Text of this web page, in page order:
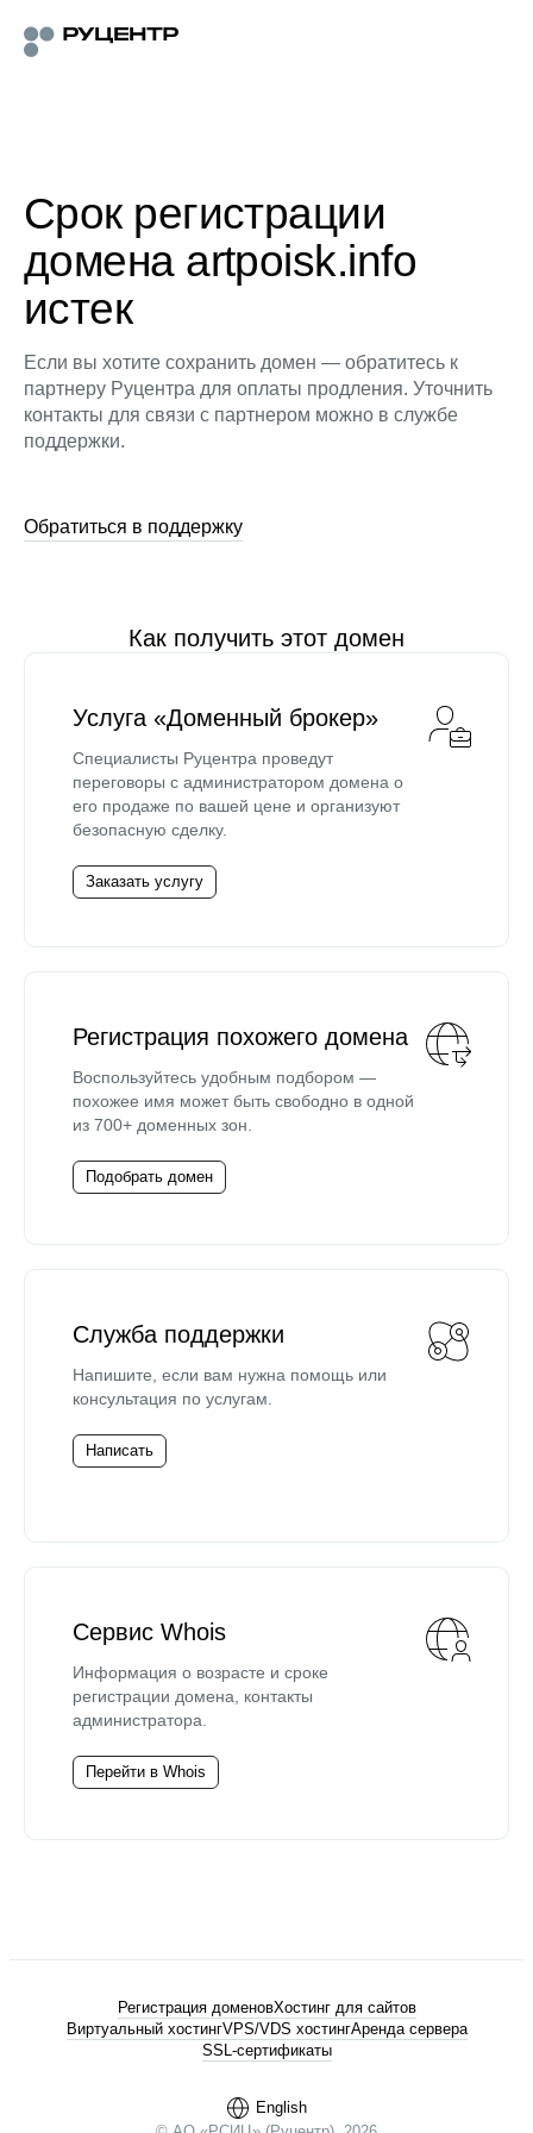
Срок регистрации
домена artpoisk.info
истек
Если вы хотите сохранить домен — обратитесь к
партнеру Руцентра для оплаты продления. Уточнить
контакты для связи с партнером можно в службе
поддержки.
Обратиться в поддержку
Как получить этот домен
Услуга «Доменный брокер»
Специалисты Руцентра проведут
переговоры с администратором домена о
его продаже по вашей цене и организуют
безопасную сделку.
Заказать услугу
Регистрация похожего домена
Воспользуйтесь удобным подбором —
похожее имя может быть свободно в одной
из 700+ доменных зон.
Подобрать домен
Служба поддержки
Напишите, если вам нужна помощь или
консультация по услугам.
Написать
Сервис Whois
Информация о возрасте и сроке
регистрации домена, контакты
администратора.
Перейти в Whois
English
Регистрация доменовХостинг для сайтов
Виртуальный хостингVPS/VDS хостингАренда сервера
SSL-сертификаты